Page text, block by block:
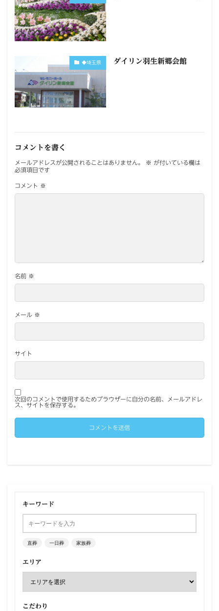
◆埼玉県 ダイリン羽生新郷会館
コメントを書く
メールアドレスが公開されることはありません。 ※ が付いている欄は
必須項目です
コメント ※
名前 ※
メール ※
サイト
次回のコメントで使用するためブラウザーに自分の名前、メールアドレ
ス、サイトを保存する。
キーワード
直葬 一日葬 家族葬
エリア
こだわり